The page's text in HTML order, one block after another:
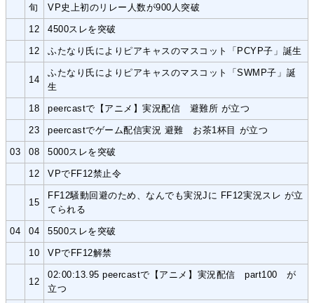
旬
VP史上初のリレー人数が900人突破
12 4500スレを突破
12 ふたなり氏によりピアキャスのマスコット「PCYP子」誕生
14
ふたなり氏によりピアキャスのマスコット「SWMP子」誕
生
18 peercastで【アニメ】実況配信 避難所 が立つ
23 peercastでゲーム配信実況 避難 お茶1杯目 が立つ
03 08 5000スレを突破
12 VPでFF12禁止令
15
FF12騒動回避のため、なんでも実況Jに FF12実況スレ が立
てられる
04 04 5500スレを突破
10 VPでFF12解禁
12
02:00:13.95 peercastで【アニメ】実況配信 part100 が
立つ